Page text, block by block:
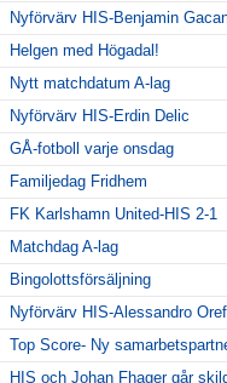
Nyförvärv HIS-Benjamin
Helgen med Högadal!
Nytt matchdatum A-lag
Nyförvärv HIS-Erdin Delic
GÅ-fotboll varje onsdag
Familjedag Fridhem
FK Karlshamn United-HIS 2-1
Matchdag A-lag
Bingolottsförsäljning
Nyförvärv HIS-Alessandro
Top Score- Ny
HIS och Johan Fhager går